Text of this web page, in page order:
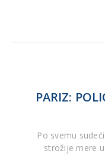
PARIZ:
Po svemu
strožije mere